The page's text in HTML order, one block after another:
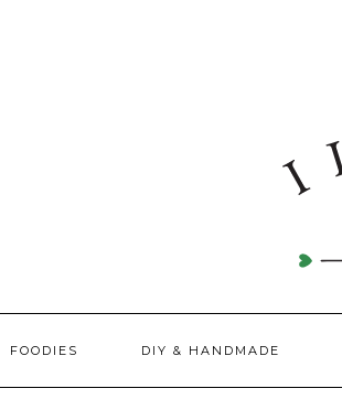
FOODIES DIY & HANDMADE